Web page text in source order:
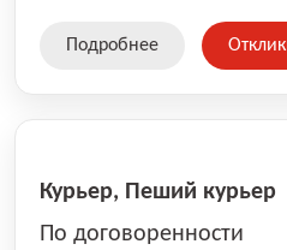
Подробнее
Курьер, Пеший курьер
По договоренности